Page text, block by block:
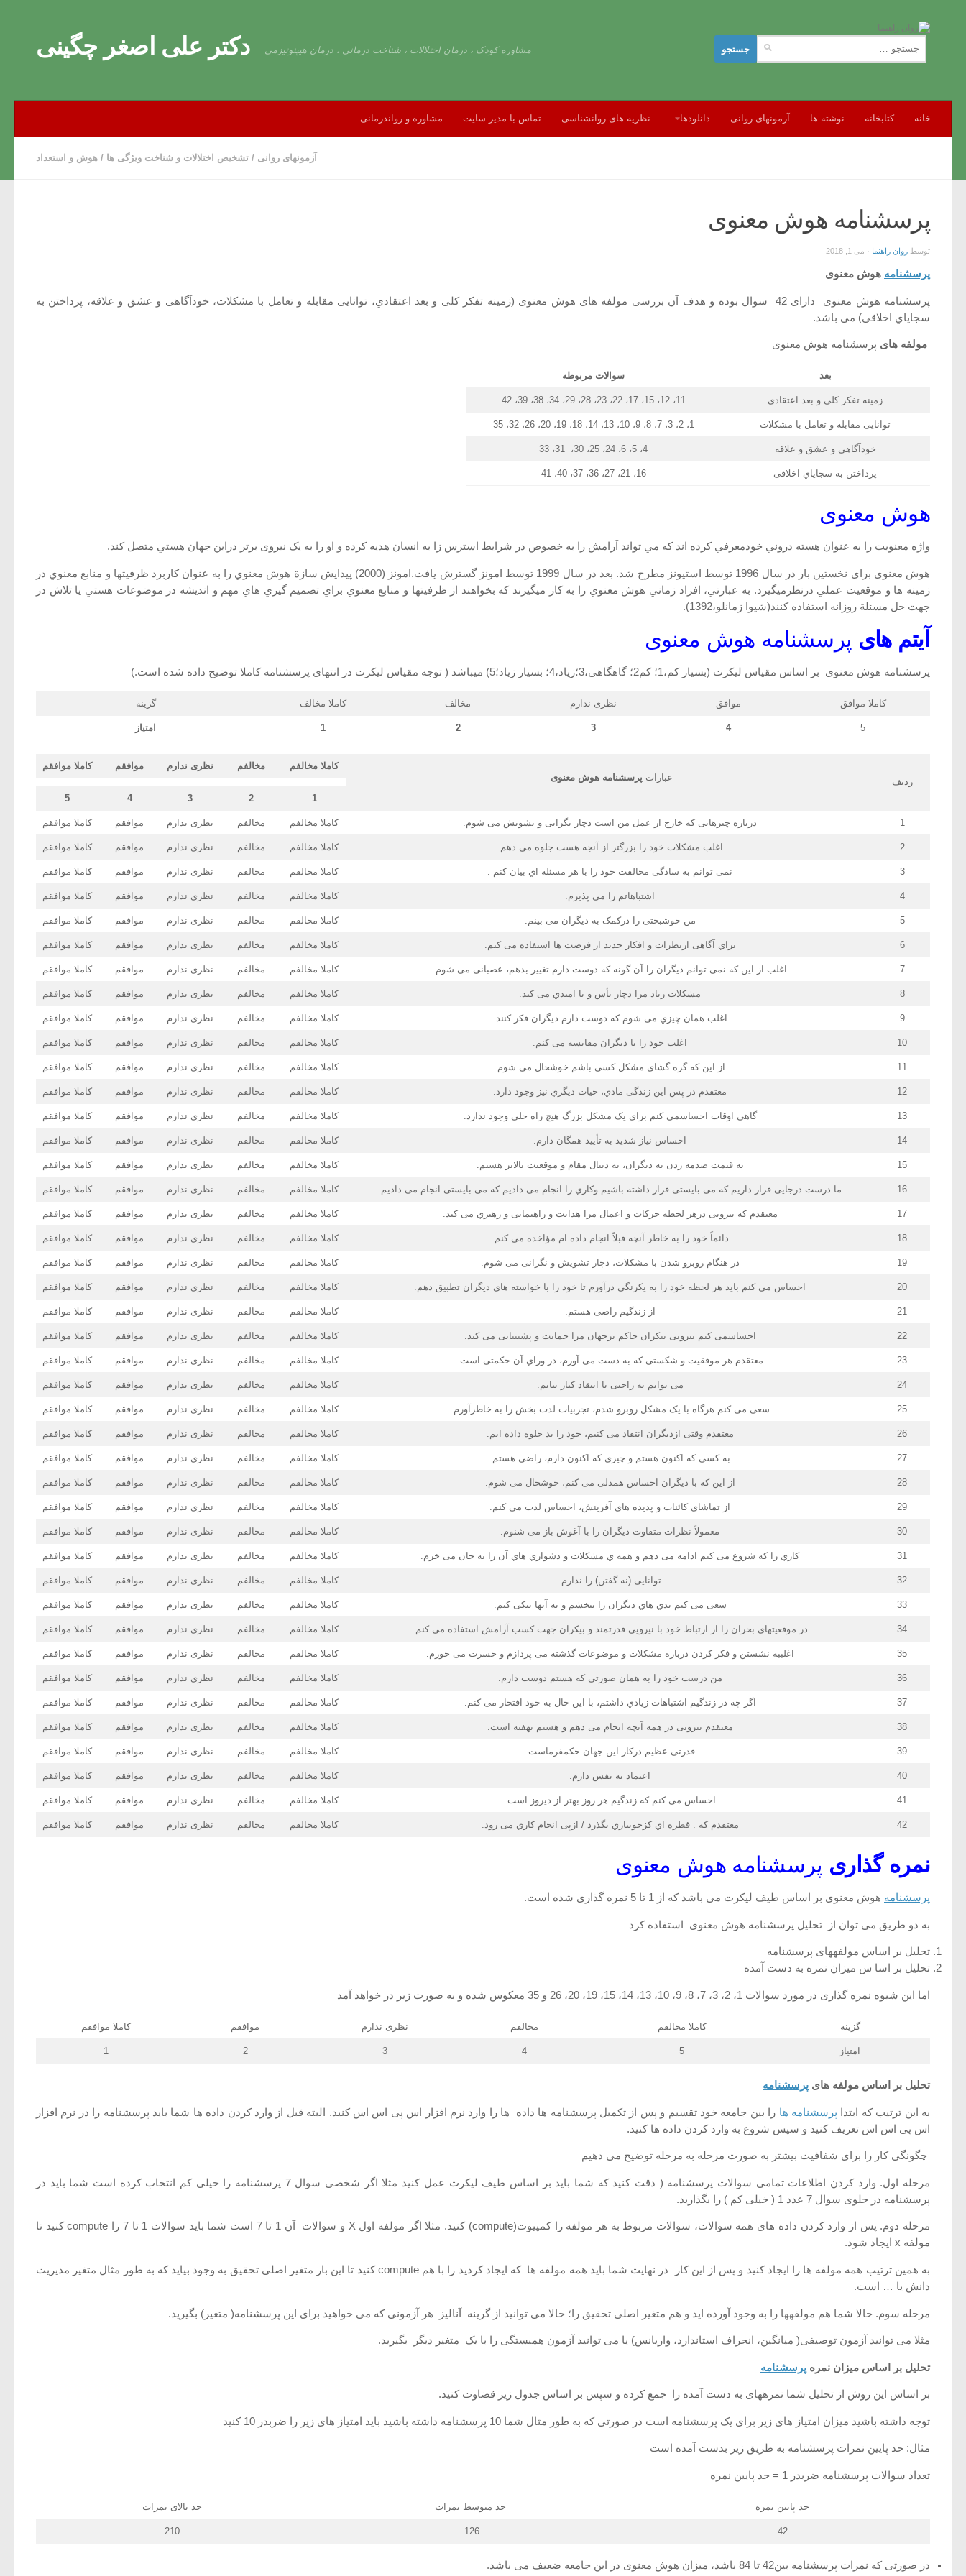
دکتر علی اصغر چگینی مشاوره کودک ، درمان اختلالات ، شناخت درمانی ، درمان هیپنوتیزمی
برای:
خانه کتابخانه نوشته ها آزمونهای روانی دانلودها نظریه های روانشناسی تماس با مدیر سایت مشاوره و رواندرمانی
آزمونهای روانی / تشخیص اختلالات و شناخت ویژگی ها / هوش و استعداد
پرسشنامه هوش معنوی
توسط روان راهنما · می 1, 2018
پرسشنامه هوش معنوی
پرسشنامه هوش معنوی دارای 42 سوال بوده و هدف آن بررسی مولفه های هوش معنوی (زمینه تفکر کلی و بعد اعتقادي، توانایی مقابله و تعامل با مشکلات، خودآگاهی و عشق و علاقه، پرداختن به
سجایاي اخلاقی) می باشد.
مولفه های پرسشنامه هوش معنوی
بعد سوالات مربوطه
زمینه تفکر کلی و بعد اعتقادي 11، 12، 15، 17، 22، 23، 28، 29، 34، 38، 39، 42
توانایی مقابله و تعامل با مشکلات 1، 2، 3، 7، 8، 9، 10، 13، 14، 18، 19، 20، 26، 32، 35
خودآگاهی و عشق و علاقه 4، 5، 6، 24، 25، 30، 31، 33
پرداختن به سجایاي اخلاقی 16، 21، 27، 36، 37، 40، 41
هوش معنوی
واژه معنویت را به عنوان هسته دروني خودمعرفي کرده اند که مي تواند آرامش را به خصوص در شرایط استرس زا به انسان هدیه کرده و او را به یک نیروی برتر دراین جهان هستي متصل کند.
هوش معنوی برای نخستین بار در سال 1996 توسط استيونز مطرح شد. بعد در سال 1999 توسط امونز گسترش يافت.امونز (2000) پيدايش سازة هوش معنوي را به عنوان كاربرد ظرفيتها و منابع معنوي در
زمينه ها و موقعيت عملي درنظرميگيرد. به عبارتي، افراد زماني هوش معنوي را به كار ميگيرند كه بخواهند از ظرفيتها و منابع معنوي براي تصميم گيري هاي مهم و انديشه در موضوعات هستي يا تلاش در
جهت حل مسئلة روزانه استفاده كنند(شیوا زمانلو،1392).
آیتم های پرسشنامه هوش معنوی
پرسشنامه هوش معنوی بر اساس مقیاس لیکرت (بسیار کم،1؛ کم2؛ گاهگاهی،3؛زیاد،4؛ بسیار زیاد؛5) می­باشد ( توجه مقیاس لیکرت در انتهای پرسشنامه کاملا توضیح داده شده است.)
کاملا موافق موافق نظری ندارم مخالف کاملا مخالف گزينه
5
4
3
2
1 امتياز
ردیف عبارات پرسشنامههوش معنوی
کاملا مخالفم مخالفم نظری ندارم موافقم کاملا موافقم
1
2
3
4
5
1 درباره چیزهایی که خارج از عمل من است دچار نگرانی و تشویش می شوم. کاملا مخالفم مخالفم نظری ندارم موافقم کاملا موافقم
2 اغلب مشکلات خود را بزرگتر از آنجه هست جلوه می دهم. کاملا مخالفم مخالفم نظری ندارم موافقم کاملا موافقم
3 نمی توانم به سادگی مخالفت خود را با هر مسئله اي بیان کنم . کاملا مخالفم مخالفم نظری ندارم موافقم کاملا موافقم
4 اشتباهاتم را می پذیرم. کاملا مخالفم مخالفم نظری ندارم موافقم کاملا موافقم
5 من خوشبختی را درکمک به دیگران می بینم. کاملا مخالفم مخالفم نظری ندارم موافقم کاملا موافقم
6 براي آگاهی ازنظرات و افکار جدید از فرصت ها استفاده می کنم. کاملا مخالفم مخالفم نظری ندارم موافقم کاملا موافقم
7 اغلب از این که نمی توانم دیگران را آن گونه که دوست دارم تغییر بدهم، عصبانی می شوم. کاملا مخالفم مخالفم نظری ندارم موافقم کاملا موافقم
8 مشکلات زیاد مرا دچار یأس و نا امیدي می کند. کاملا مخالفم مخالفم نظری ندارم موافقم کاملا موافقم
9 اغلب همان چیزي می شوم که دوست دارم دیگران فکر کنند. کاملا مخالفم مخالفم نظری ندارم موافقم کاملا موافقم
10 اغلب خود را با دیگران مقایسه می کنم. کاملا مخالفم مخالفم نظری ندارم موافقم کاملا موافقم
11 از این که گره گشاي مشکل کسی باشم خوشحال می شوم. کاملا مخالفم مخالفم نظری ندارم موافقم کاملا موافقم
12 معتقدم در پس این زندگی مادي، حیات دیگري نیز وجود دارد. کاملا مخالفم مخالفم نظری ندارم موافقم کاملا موافقم
13 گاهی اوقات احساسمی کنم براي یک مشکل بزرگ هیچ راه حلی وجود ندارد. کاملا مخالفم مخالفم نظری ندارم موافقم کاملا موافقم
14 احساس نیاز شدید به تأیید همگان دارم. کاملا مخالفم مخالفم نظری ندارم موافقم کاملا موافقم
15 به قیمت صدمه زدن به دیگران، به دنبال مقام و موقعیت بالاتر هستم. کاملا مخالفم مخالفم نظری ندارم موافقم کاملا موافقم
16 ما درست درجایی قرار داریم که می بایستی قرار داشته باشیم وکاري را انجام می دادیم که می بایستی انجام می دادیم. کاملا مخالفم مخالفم نظری ندارم موافقم کاملا موافقم
17 معتقدم که نیرویی درهر لحظه حرکات و اعمال مرا هدایت و راهنمایی و رهبري می کند. کاملا مخالفم مخالفم نظری ندارم موافقم کاملا موافقم
18 دائماً خود را به خاطر آنچه قبلاً انجام داده ام مؤاخذه می کنم. کاملا مخالفم مخالفم نظری ندارم موافقم کاملا موافقم
19 در هنگام روبرو شدن با مشکلات، دچار تشویش و نگرانی می شوم. کاملا مخالفم مخالفم نظری ندارم موافقم کاملا موافقم
20 احساس می کنم باید هر لحظه خود را به یکرنگی درآورم تا خود را با خواسته هاي دیگران تطبیق دهم. کاملا مخالفم مخالفم نظری ندارم موافقم کاملا موافقم
21 از زندگیم راضی هستم. کاملا مخالفم مخالفم نظری ندارم موافقم کاملا موافقم
22 احساسمی کنم نیرویی بیکران حاکم برجهان مرا حمایت و پشتیبانی می کند. کاملا مخالفم مخالفم نظری ندارم موافقم کاملا موافقم
23 معتقدم هر موفقیت و شکستی که به دست می آورم، در وراي آن حکمتی است. کاملا مخالفم مخالفم نظری ندارم موافقم کاملا موافقم
24 می توانم به راحتی با انتقاد کنار بیایم. کاملا مخالفم مخالفم نظری ندارم موافقم کاملا موافقم
25 سعی می کنم هرگاه با یک مشکل روبرو شدم، تجربیات لذت بخش را به خاطرآورم. کاملا مخالفم مخالفم نظری ندارم موافقم کاملا موافقم
26 معتقدم وقتی ازدیگران انتقاد می کنیم، خود را بد جلوه داده ایم. کاملا مخالفم مخالفم نظری ندارم موافقم کاملا موافقم
27 به کسی که اکنون هستم و چیزي که اکنون دارم، راضی هستم. کاملا مخالفم مخالفم نظری ندارم موافقم کاملا موافقم
28 از این که با دیگران احساس همدلی می کنم، خوشحال می شوم. کاملا مخالفم مخالفم نظری ندارم موافقم کاملا موافقم
29 از تماشاي کائنات و پدیده هاي آفرینش، احساس لذت می کنم. کاملا مخالفم مخالفم نظری ندارم موافقم کاملا موافقم
30 معمولاً نظرات متفاوت دیگران را با آغوش باز می شنوم. کاملا مخالفم مخالفم نظری ندارم موافقم کاملا موافقم
31 کاري را که شروع می کنم ادامه می دهم و همه ي مشکلات و دشواري هاي آن را به جان می خرم. کاملا مخالفم مخالفم نظری ندارم موافقم کاملا موافقم
32 توانایی (نه گفتن) را ندارم. کاملا مخالفم مخالفم نظری ندارم موافقم کاملا موافقم
33 سعی می کنم بدي هاي دیگران را ببخشم و به آنها نیکی کنم. کاملا مخالفم مخالفم نظری ندارم موافقم کاملا موافقم
34 در موقعیتهاي بحران زا از ارتباط خود با نیرویی قدرتمند و بیکران جهت کسب آرامش استفاده می کنم. کاملا مخالفم مخالفم نظری ندارم موافقم کاملا موافقم
35 اغلببه نشستن و فکر کردن درباره مشکلات و موضوعات گذشته می پردازم و حسرت می خورم. کاملا مخالفم مخالفم نظری ندارم موافقم کاملا موافقم
36 من درست خود را به همان صورتی که هستم دوست دارم. کاملا مخالفم مخالفم نظری ندارم موافقم کاملا موافقم
37 اگر چه در زندگیم اشتباهات زیادي داشتم، با این حال به خود افتخار می کنم. کاملا مخالفم مخالفم نظری ندارم موافقم کاملا موافقم
38 معتقدم نیرویی در همه آنچه انجام می دهم و هستم نهفته است. کاملا مخالفم مخالفم نظری ندارم موافقم کاملا موافقم
39 قدرتی عظیم درکار این جهان حکمفرماست. کاملا مخالفم مخالفم نظری ندارم موافقم کاملا موافقم
40 اعتماد به نفس دارم. کاملا مخالفم مخالفم نظری ندارم موافقم کاملا موافقم
41 احساس می کنم که زندگیم هر روز بهتر از دیروز است. کاملا مخالفم مخالفم نظری ندارم موافقم کاملا موافقم
42 معتقدم که : قطره اي کزجویباري بگذرد / ازپی انجام کاري می رود. کاملا مخالفم مخالفم نظری ندارم موافقم کاملا موافقم
نمره گذاری پرسشنامه هوش معنوی
پرسشنامه هوش معنوی بر اساس طیف لیکرت می باشد که از 1 تا 5 نمره گذاری شده است.
به دو طریق می توان از تحلیل پرسشنامه هوش معنوی استفاده کرد
تحلیل بر اساس مولفه­های پرسشنامه
تحلیل بر اسا س میزان نمره به دست آمده
اما این شیوه نمره گذاری در مورد سوالات 1، 2، 3، 7، 8، 9، 10، 13، 14، 15، 19، 20، 26 و 35 معکوس شده و به صورت زیر در خواهد آمد
گزینه کاملا مخالفم مخالفم نظری ندارم موافقم کاملا موافقم
امتیاز 5
4
3
2
1
تحلیل بر اساس مولفه های پرسشنامه
به این ترتیب که ابتدا پرسشنامه ­ها را بین جامعه خود تقسیم و پس از تکمیل پرسشنامه­ ها داده ها را وارد نرم افزار اس پی اس اس کنید. البته قبل از وارد کردن داده ها شما باید پرسشنامه را در نرم افزار
اس پی اس اس تعریف کنید و سپس شروع به وارد کردن داده ها کنید.
چگونگی کار را برای شفافیت بیشتر به صورت مرحله به مرحله توضیح می دهیم
مرحله اول. وارد کردن اطلاعات تمامی سوالات پرسشنامه ( دقت کنید که شما باید بر اساس طیف لیکرت عمل کنید مثلا اگر شخصی سوال 7 پرسشنامه را خیلی کم انتخاب کرده است شما باید در
پرسشنامه در جلوی سوال 7 عدد 1 ( خیلی کم ) را بگذارید.
مرحله دوم. پس از وارد کردن داده های همه سوالات، سوالات مربوط به هر مولفه را کمپیوت(compute) کنید. مثلا اگر مولفه اول X و سوالات آن 1 تا 7 است شما باید سوالات 1 تا 7 را compute کنید تا
مولفه x ایجاد شود.
به همین ترتیب همه مولفه ها را ایجاد کنید و پس از این کار در نهایت شما باید همه مولفه ها که ایجاد کردید را با هم compute کنید تا این بار متغیر اصلی تحقیق به وجود بیاید که به طور مثال متغیر مدیریت
دانش یا … است.
مرحله سوم. حالا شما هم مولفه­ها را به وجود آورده اید و هم متغیر اصلی تحقیق را؛ حالا می توانید از گرینه آنالیز هر آزمونی که می خواهید برای این پرسشنامه( متغیر) بگیرید.
مثلا می توانید آزمون توصیفی( میانگین، انحراف استاندارد، واریانس) یا می توانید آزمون همبستگی را با یک متغیر دیگر بگیرید.
تحلیل بر اساس میزان نمره پرسشنامه
بر اساس این روش از تحلیل شما نمره­های به دست آمده را جمع کرده و سپس بر اساس جدول زیر قضاوت کنید.
توجه داشته باشید میزان امتیاز های زیر برای یک پرسشنامه است در صورتی که به طور مثال شما 10 پرسشنامه داشته باشید باید امتیاز های زیر را ضربدر 10 کنید
مثال: حد پایین نمرات پرسشنامه به طریق زیر بدست آمده است
تعداد سوالات پرسشنامه ضربدر 1 = حد پایین نمره
حد پایین نمره حد متوسط نمرات حد بالای نمرات
42
126
210
در صورتی که نمرات پرسشنامه بین42 تا 84 باشد، میزان هوش معنوی در این جامعه ضعیف می باشد.